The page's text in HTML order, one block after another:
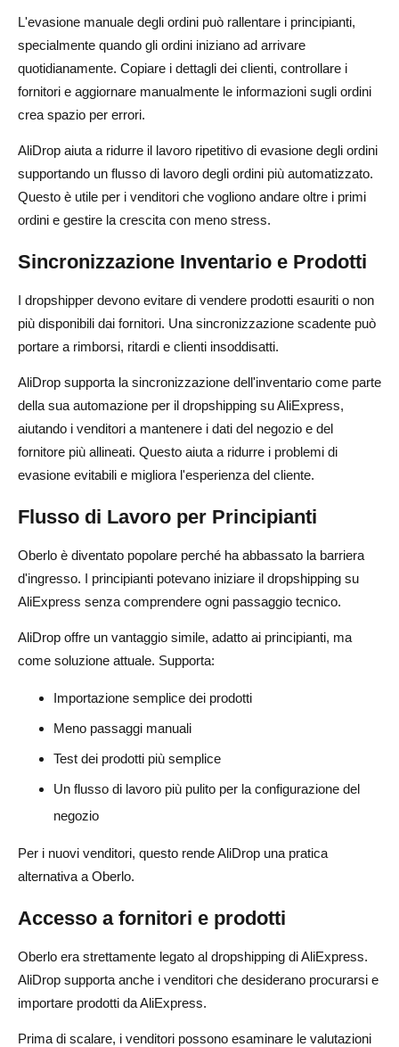
L'evasione manuale degli ordini può rallentare i principianti,
specialmente quando gli ordini iniziano ad arrivare
quotidianamente. Copiare i dettagli dei clienti, controllare i
fornitori e aggiornare manualmente le informazioni sugli ordini
crea spazio per errori.
AliDrop aiuta a ridurre il lavoro ripetitivo di evasione degli ordini
supportando un flusso di lavoro degli ordini più automatizzato.
Questo è utile per i venditori che vogliono andare oltre i primi
ordini e gestire la crescita con meno stress.
Sincronizzazione Inventario e Prodotti
I dropshipper devono evitare di vendere prodotti esauriti o non
più disponibili dai fornitori. Una sincronizzazione scadente può
portare a rimborsi, ritardi e clienti insoddisatti.
AliDrop supporta la sincronizzazione dell'inventario come parte
della sua automazione per il dropshipping su AliExpress,
aiutando i venditori a mantenere i dati del negozio e del
fornitore più allineati. Questo aiuta a ridurre i problemi di
evasione evitabili e migliora l'esperienza del cliente.
Flusso di Lavoro per Principianti
Oberlo è diventato popolare perché ha abbassato la barriera
d'ingresso. I principianti potevano iniziare il dropshipping su
AliExpress senza comprendere ogni passaggio tecnico.
AliDrop offre un vantaggio simile, adatto ai principianti, ma
come soluzione attuale. Supporta:
Importazione semplice dei prodotti
Meno passaggi manuali
Test dei prodotti più semplice
Un flusso di lavoro più pulito per la configurazione del
negozio
Per i nuovi venditori, questo rende AliDrop una pratica
alternativa a Oberlo.
Accesso a fornitori e prodotti
Oberlo era strettamente legato al dropshipping di AliExpress.
AliDrop supporta anche i venditori che desiderano procurarsi e
importare prodotti da AliExpress.
Prima di scalare, i venditori possono esaminare le valutazioni